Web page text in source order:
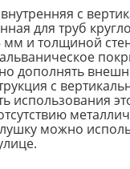
с
для труб
и толщиной
дополнять
с
использования
можно